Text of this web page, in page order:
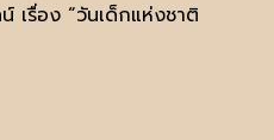
เรื่อง “วันเด็กแห่งชาติ